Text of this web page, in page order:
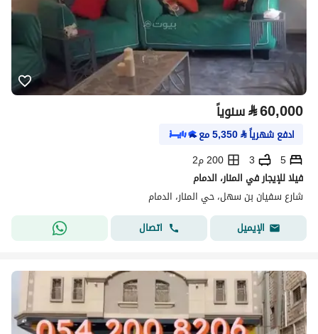
⃁60,000 سنوياً
ادفع شهرياً⃁
5,350مع
5
3
200 م2
فيلا للإيجار في المنار، الدمام
شارع سفيان بن سهل، حي المنار، الدمام
الإيميل
اتصال